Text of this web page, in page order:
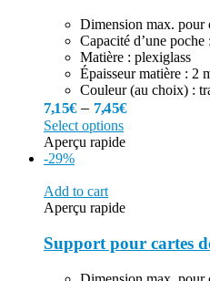
Dimension max.
Capacité d’une poche
Matière : plexiglass
Épaisseur matière : 2
Couleur (au choix) :
7,15€– 7,45€
Select options
Aperçu rapide
-29%
Add to cart
Aperçu rapide
Support pour cartes